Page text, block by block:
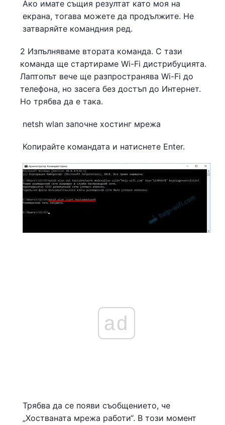
Ако имате същия резултат като моя на
екрана, тогава можете да продължите. Не
затваряйте командния ред.
2 Изпълняваме втората команда. С тази
команда ще стартираме Wi-Fi дистрибуцията.
Лаптопът вече ще разпространява Wi-Fi до
телефона, но засега без достъп до Интернет.
Но трябва да е така.
netsh wlan започне хостинг мрежа
Копирайте командата и натиснете Enter.
ad
Трябва да се появи съобщението, че
„Хостваната мрежа работи“. В този момент